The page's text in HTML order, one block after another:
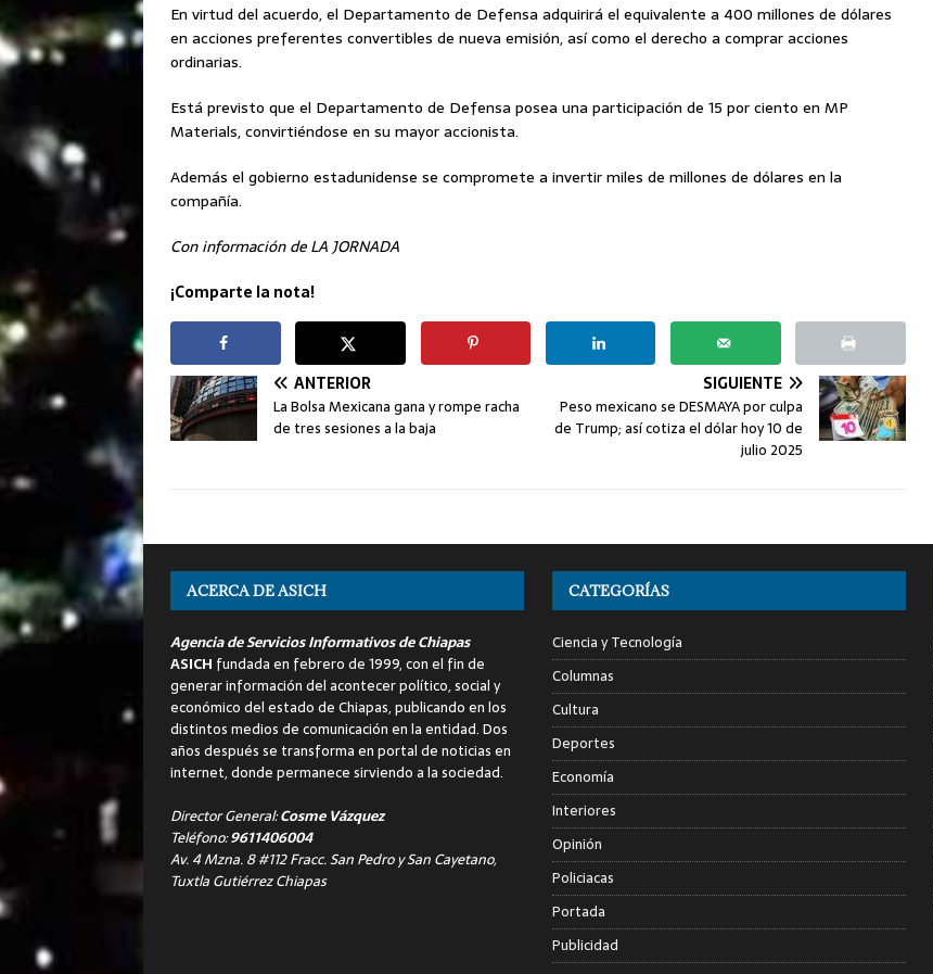
En virtud del acuerdo, el Departamento de Defensa adquirirá el equivalente a 400 millones de dólares
en acciones preferentes convertibles de nueva emisión, así como el derecho a comprar acciones
ordinarias.
Está previsto que el Departamento de Defensa posea una participación de 15 por ciento en MP
Materials, convirtiéndose en su mayor accionista.
Además el gobierno estadunidense se compromete a invertir miles de millones de dólares en la
compañía.
Con información de LA JORNADA
¡Comparte la nota!
ANTERIOR
La Bolsa Mexicana gana y rompe racha
de tres sesiones a la baja
SIGUIENTE
Peso mexicano se DESMAYA por culpa
de Trump; así cotiza el dólar hoy 10 de
julio 2025
ACERCA DE ASICH
Agencia de Servicios Informativos de Chiapas
ASICH fundada en febrero de 1999, con el fin de
generar información del acontecer político, social y
económico del estado de Chiapas, publicando en los
distintos medios de comunicación en la entidad. Dos
años después se transforma en portal de noticias en
internet, donde permanece sirviendo a la sociedad.
Director General:Cosme Vázquez
Teléfono:9611406004
Av. 4 Mzna. 8 #112 Fracc. San Pedro y San Cayetano,
Tuxtla Gutiérrez Chiapas
CATEGORÍAS
Ciencia y Tecnología
Columnas
Cultura
Deportes
Economía
Interiores
Opinión
Policiacas
Portada
Publicidad